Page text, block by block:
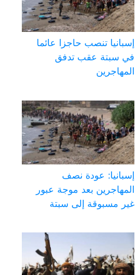
إسبانيا تنصب حاجزا عائما
في سبتة عقب تدفق
المهاجرين
إسبانيا: عودة نصف
المهاجرين بعد موجة عبور
غير مسبوقة إلى سبتة